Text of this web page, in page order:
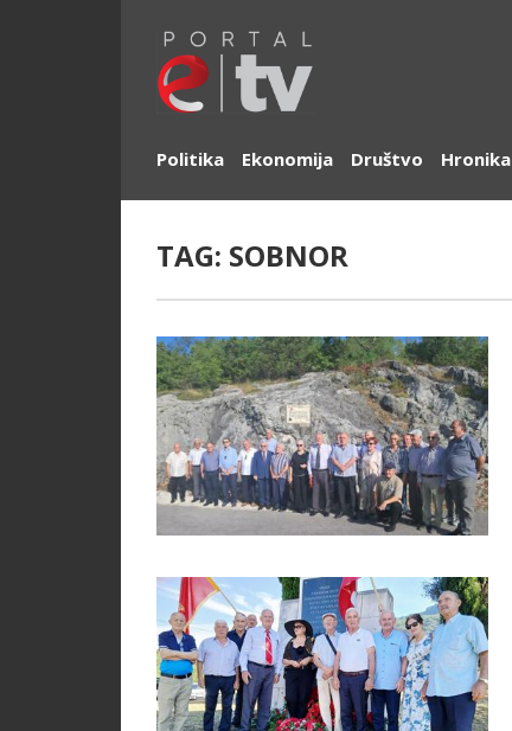
Politika Ekonomija Društvo Hronika
TAG: SOBNOR